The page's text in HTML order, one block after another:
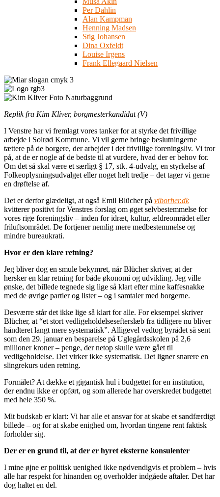
Per Dahlin
Alan Kampman
Henning Madsen
Stig Johansen
Dina Oxfeldt
Louise Irgens
Frank Ellegaard Nielsen
Replik fra Kim Kliver, borgmesterkandidat (V)
I Venstre har vi fremlagt vores tanker for at styrke det frivillige
arbejde i Solrød Kommune. Vi vil gerne bringe beslutningerne
tættere på de borgere, der arbejder i det frivillige foreningsliv. Vi tror
på, at de er nogle af de bedste til at vurdere, hvad der er behov for.
Om det så skal være et særligt § 17, stk. 4-udvalg, en styrkelse af
Folkeoplysningsudvalget eller noget helt tredje – det tager vi gerne
en drøftelse af.
Det er derfor glædeligt, at også Emil Blücher på viborher.dk
kvitterer positivt for Venstres forslag om øget selvbestemmelse for
vores rige foreningsliv – inden for idræt, kultur, ældreområdet eller
friluftsområdet. De fortjener nemlig mere medbestemmelse og
mindre bureaukrati.
Hvor er den klare retning?
Jeg bliver dog en smule bekymret, når Blücher skriver, at der
hersker en klar retning for både økonomi og udvikling. Jeg ville
ønske, det billede tegnede sig lige så klart efter mine kaffesnakke
med de øvrige partier og lister – og i samtaler med borgerne.
Desværre står det ikke lige så klart for alle. For eksempel skriver
Blücher, at “et stort vedligeholdelsesefterslæb fra tidligere nu bliver
håndteret langt mere systematisk”. Alligevel vedtog byrådet så sent
som den 29. januar en besparelse på Uglegårdsskolen på 2,6
millioner kroner – penge, der netop skulle være gået til
vedligeholdelse. Det virker ikke systematisk. Det ligner snarere en
slingrekurs uden retning.
Formålet? At dække et gigantisk hul i budgettet for en institution,
der endnu ikke er opført, og som allerede har overskredet budgettet
med hele 350 %.
Mit budskab er klart: Vi har alle et ansvar for at skabe et sandfærdigt
billede – og for at skabe enighed om, hvordan tingene rent faktisk
forholder sig.
Der er en grund til, at der er hyret eksterne konsulenter
I mine øjne er politisk uenighed ikke nødvendigvis et problem – hvis
alle har respekt for hinanden og overholder indgåede aftaler. Det har
dog haltet en del.